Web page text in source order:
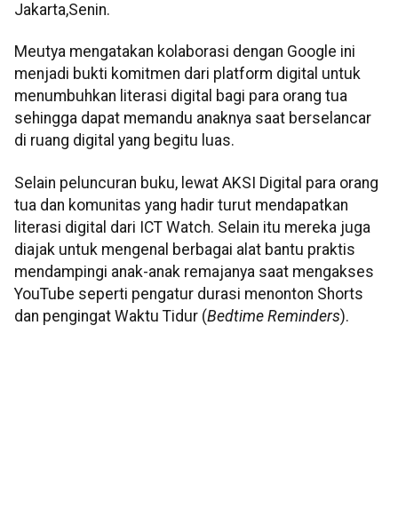
Jakarta,Senin.
Meutya mengatakan kolaborasi dengan Google ini
menjadi bukti komitmen dari platform digital untuk
menumbuhkan literasi digital bagi para orang tua
sehingga dapat memandu anaknya saat berselancar
di ruang digital yang begitu luas.
Selain peluncuran buku, lewat AKSI Digital para orang
tua dan komunitas yang hadir turut mendapatkan
literasi digital dari ICT Watch. Selain itu mereka juga
diajak untuk mengenal berbagai alat bantu praktis
mendampingi anak-anak remajanya saat mengakses
YouTube seperti pengatur durasi menonton Shorts
dan pengingat Waktu Tidur (Bedtime Reminders).